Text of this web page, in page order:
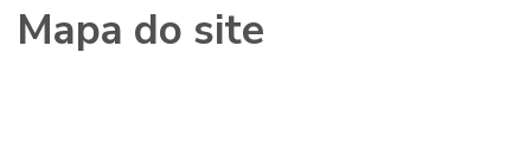
Mapa do site